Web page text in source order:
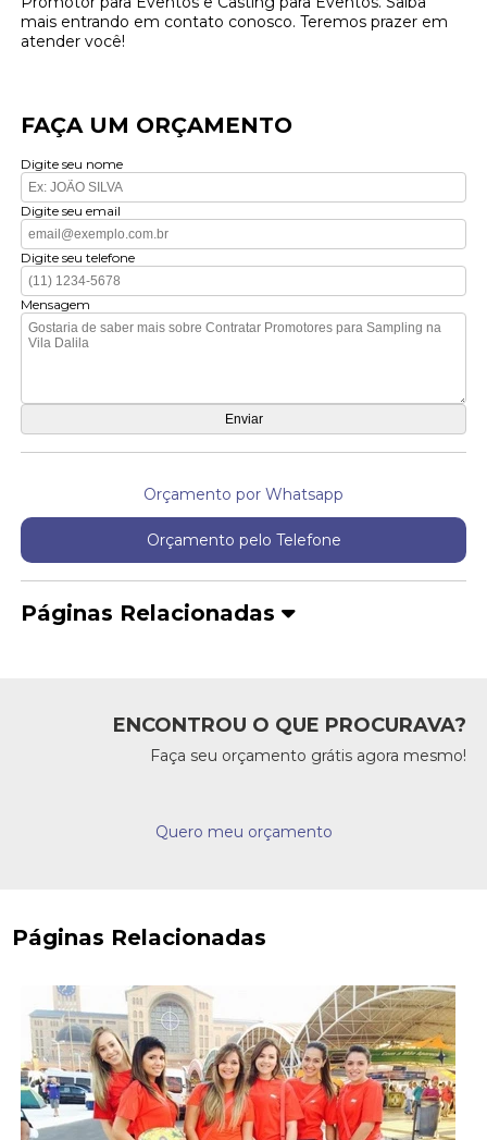
mais entrando em contato conosco. Teremos prazer em
atender você!
FAÇA UM ORÇAMENTO
Digite seu nome
Digite seu email
Digite seu telefone
Mensagem
Orçamento por Whatsapp
Orçamento pelo Telefone
Páginas Relacionadas
ENCONTROU O QUE PROCURAVA?
Faça seu orçamento grátis agora mesmo!
Quero meu orçamento
Páginas Relacionadas